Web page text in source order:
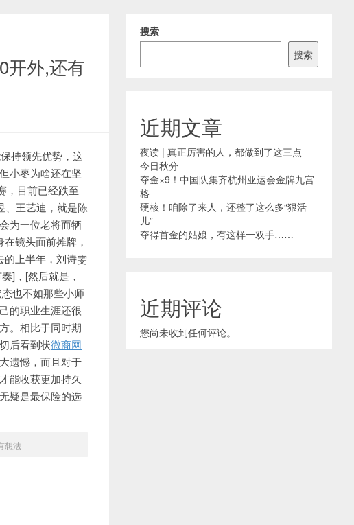
开外,还有
持领先优势，这
小枣为啥还在坚
，目前已经跌至
、王艺迪，就是陈
为一位老将而牺
镜头面前摊牌，
的上半年，刘诗雯
]，[然后就是，
也不如那些小师
的职业生涯还很
。相比于同时期
后看到状微商网
遗憾，而且对于
能收获更加持久
疑是最保险的选
想法
搜索
搜索
近期文章
夜读 | 真正厉害的人，都做到了这三点
今日秋分
夺金×9！中国队集齐杭州亚运会金牌九宫
格
硬核！咱除了来人，还整了这么多“狠活
儿”
夺得首金的姑娘，有这样一双手……
近期评论
您尚未收到任何评论。